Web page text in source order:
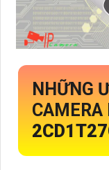
NHỮNG
CAMERA